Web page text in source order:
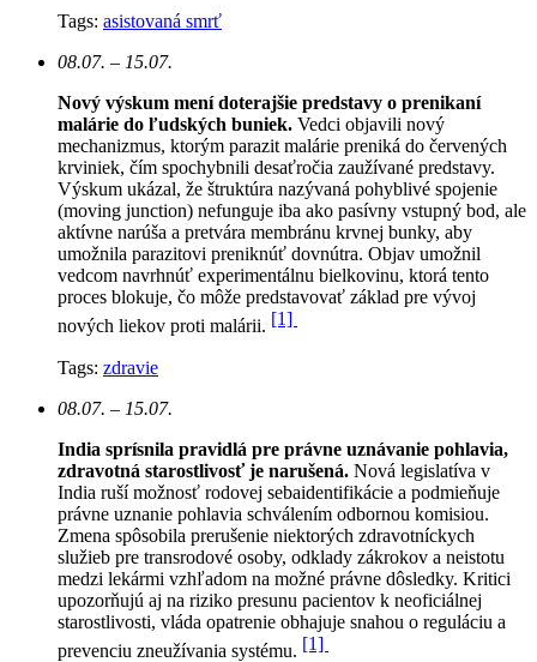
Tags: asistovaná smrť
08.07. – 15.07.
Nový výskum mení doterajšie predstavy o prenikaní
malárie do ľudských buniek. Vedci objavili nový
mechanizmus, ktorým parazit malárie preniká do červených
krviniek, čím spochybnili desaťročia zaužívané predstavy.
Výskum ukázal, že štruktúra nazývaná pohyblivé spojenie
(moving junction) nefunguje iba ako pasívny vstupný bod, ale
aktívne narúša a pretvára membránu krvnej bunky, aby
umožnila parazitovi preniknúť dovnútra. Objav umožnil
vedcom navrhnúť experimentálnu bielkovinu, ktorá tento
proces blokuje, čo môže predstavovať základ pre vývoj
nových liekov proti malárii. [1]
Tags: zdravie
08.07. – 15.07.
India sprísnila pravidlá pre právne uznávanie pohlavia,
zdravotná starostlivosť je narušená. Nová legislatíva v
India ruší možnosť rodovej sebaidentifikácie a podmieňuje
právne uznanie pohlavia schválením odbornou komisiou.
Zmena spôsobila prerušenie niektorých zdravotníckych
služieb pre transrodové osoby, odklady zákrokov a neistotu
medzi lekármi vzhľadom na možné právne dôsledky. Kritici
upozorňujú aj na riziko presunu pacientov k neoficiálnej
starostlivosti, vláda opatrenie obhajuje snahou o reguláciu a
prevenciu zneužívania systému. [1]